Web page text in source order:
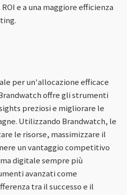
e a una maggiore efficienza
per un'allocazione efficace
offre gli strumenti
preziosi e migliorare le
Utilizzando Brandwatch, le
le risorse, massimizzare il
un vantaggio competitivo
digitale sempre più
avanzati come
tra il successo e il